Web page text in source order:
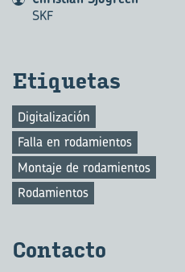
SKF
Eti­que­tas
Digitalización
Falla en rodamientos
Montaje de rodamientos
Rodamientos
Con­tac­to